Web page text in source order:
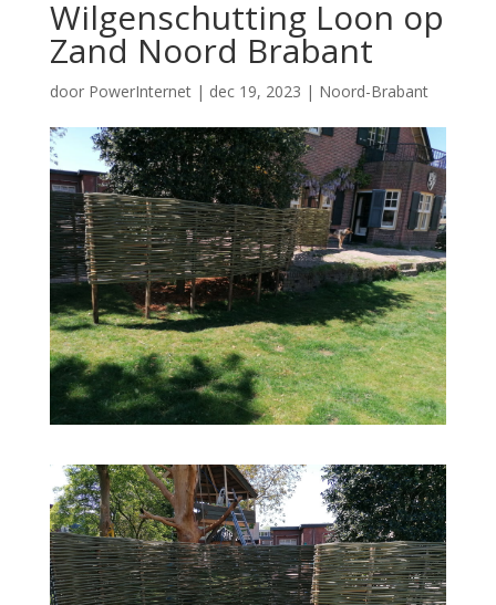
Wilgenschutting Loon op
Zand Noord Brabant
door PowerInternet| dec 19, 2023 | Noord-Brabant